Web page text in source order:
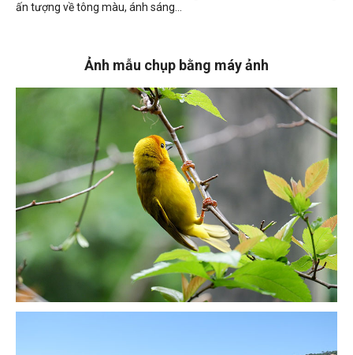
ấn tượng về tông màu, ánh sáng...
Ảnh mẫu chụp bằng máy ảnh